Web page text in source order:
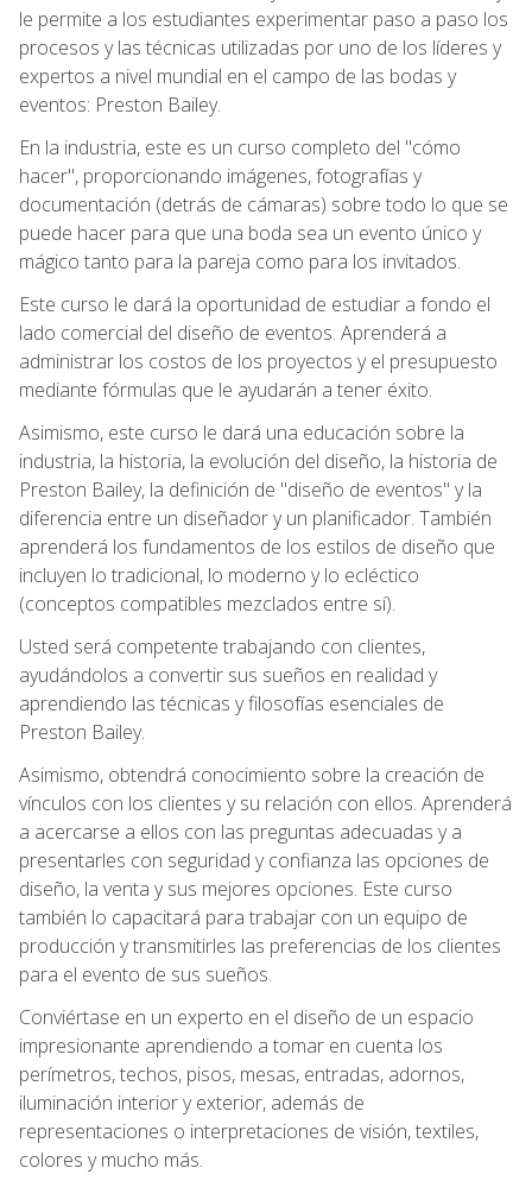
le permite a los estudiantes experimentar paso a paso los
procesos y las técnicas utilizadas por uno de los líderes y
expertos a nivel mundial en el campo de las bodas y
eventos: Preston Bailey.
En la industria, este es un curso completo del "cómo
hacer", proporcionando imágenes, fotografías y
documentación (detrás de cámaras) sobre todo lo que se
puede hacer para que una boda sea un evento único y
mágico tanto para la pareja como para los invitados.
Este curso le dará la oportunidad de estudiar a fondo el
lado comercial del diseño de eventos. Aprenderá a
administrar los costos de los proyectos y el presupuesto
mediante fórmulas que le ayudarán a tener éxito.
Asimismo, este curso le dará una educación sobre la
industria, la historia, la evolución del diseño, la historia de
Preston Bailey, la definición de "diseño de eventos" y la
diferencia entre un diseñador y un planificador. También
aprenderá los fundamentos de los estilos de diseño que
incluyen lo tradicional, lo moderno y lo ecléctico
(conceptos compatibles mezclados entre sí).
Usted será competente trabajando con clientes,
ayudándolos a convertir sus sueños en realidad y
aprendiendo las técnicas y filosofías esenciales de
Preston Bailey.
Asimismo, obtendrá conocimiento sobre la creación de
vínculos con los clientes y su relación con ellos. Aprenderá
a acercarse a ellos con las preguntas adecuadas y a
presentarles con seguridad y confianza las opciones de
diseño, la venta y sus mejores opciones. Este curso
también lo capacitará para trabajar con un equipo de
producción y transmitirles las preferencias de los clientes
para el evento de sus sueños.
Conviértase en un experto en el diseño de un espacio
impresionante aprendiendo a tomar en cuenta los
perímetros, techos, pisos, mesas, entradas, adornos,
iluminación interior y exterior, además de
representaciones o interpretaciones de visión, textiles,
colores y mucho más.